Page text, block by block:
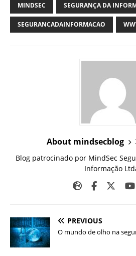
MINDSEC SEGURANÇA DA
SEGURANCADAINFORMACAO
About mindsecblog
Blog patrocinado por MindSec
Informação
PREVIOUS
O mundo de olho na